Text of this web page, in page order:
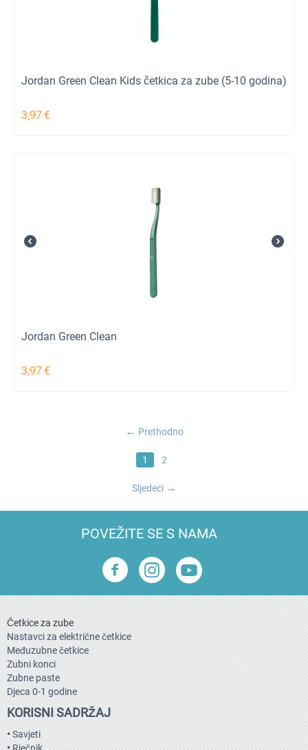
Jordan Green Clean Kids četkica za zube (5-10 godina)
3,97€
Jordan Green Clean
3,97€
Prethodno
1 2
Sljedeći
POVEŽITE SE S NAMA
Četkice za zube
Nastavci za električne četkice
Međuzubne četkice
Zubni konci
Zubne paste
Djeca 0-1 godine
KORISNI SADRŽAJ
•Savjeti
•Rječnik